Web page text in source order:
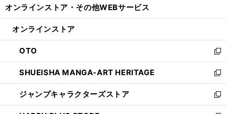
開
ン
ウ
で
開
く
ウ
ン
ド
ウ
で
開
く
オンラインストア・ その他WEBサービス
オンラインストア
OTO
新
し
い
ウ
ィ
ン
SHUEISHA MANGA-ART HERITAGE
新
し
い
ウ
ジャンプキャラクターズストア
新
し